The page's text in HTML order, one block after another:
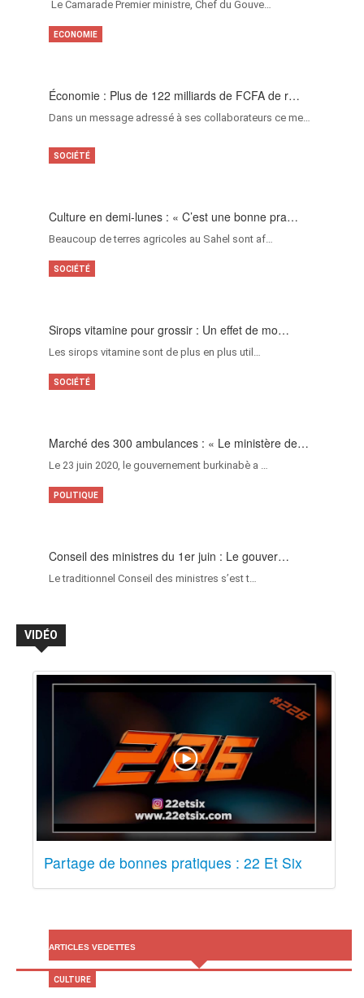
‎Le Camarade Premier ministre, Chef du Gouve…
Économie : Plus de 122 milliards de FCFA de r…
Dans un message adressé à ses collaborateurs ce me…
ECONOMIE
Culture en demi-lunes : « C’est une bonne pra…
Beaucoup de terres agricoles au Sahel sont af…
SOCIÉTÉ
Sirops vitamine pour grossir : Un effet de mo…
Les sirops vitamine sont de plus en plus util…
SOCIÉTÉ
Marché des 300 ambulances : « Le ministère de…
Le 23 juin 2020, le gouvernement burkinabè a …
SOCIÉTÉ
Conseil des ministres du 1er juin : Le gouver…
Le traditionnel Conseil des ministres s’est t…
POLITIQUE
VIDÉO
Partage de bonnes pratiques : 22 Et Six
ARTICLES VEDETTES
CULTURE